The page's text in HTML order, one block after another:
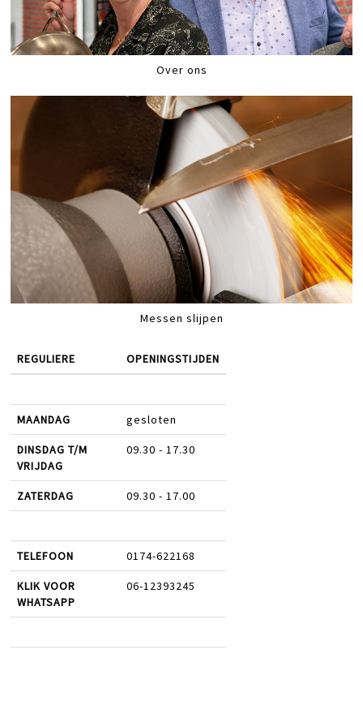
Over ons
Messen slijpen
REGULIERE OPENINGSTIJDEN
MAANDAG gesloten
DINSDAG T/M
VRIJDAG
09.30 - 17.30
ZATERDAG 09.30 - 17.00
TELEFOON 0174-622168
KLIK VOOR
WHATSAPP
06-12393245